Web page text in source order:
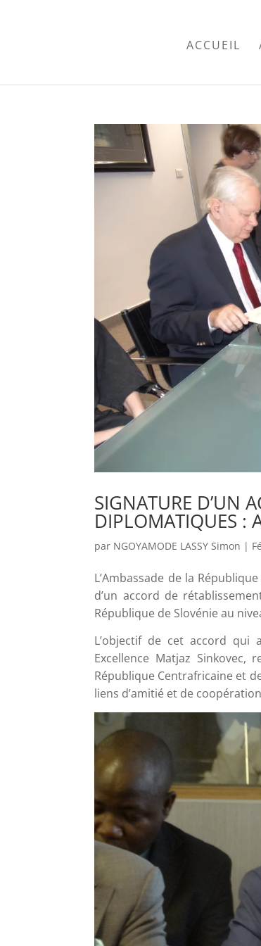
ACCUEIL
SIGNATURE D’UN
DIPLOMATIQUES :
par NGOYAMODE LASSY Simon |
L’Ambassade de la
d’un accord de
République de Slovénie au
L’objectif de cet accord qui
Excellence Matjaz Sinkovec,
République Centrafricaine et
liens d’amitié et de